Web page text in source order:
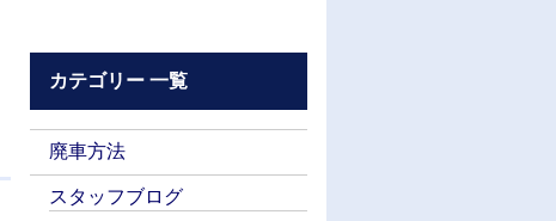
カテゴリー 一覧
廃車方法
スタッフブログ